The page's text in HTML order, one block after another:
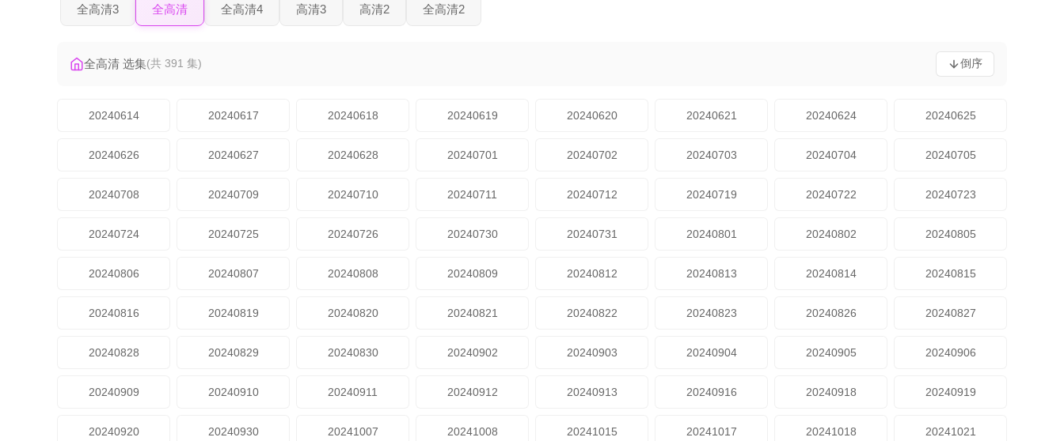
全高清3 全高清 全高清4 高清3 高清2 全高清2
全高清 选集(共 391 集) 倒序
20240614 20240617 20240618 20240619 20240620 20240621 20240624 20240625
20240626 20240627 20240628 20240701 20240702 20240703 20240704 20240705
20240708 20240709 20240710 20240711 20240712 20240719 20240722 20240723
20240724 20240725 20240726 20240730 20240731 20240801 20240802 20240805
20240806 20240807 20240808 20240809 20240812 20240813 20240814 20240815
20240816 20240819 20240820 20240821 20240822 20240823 20240826 20240827
20240828 20240829 20240830 20240902 20240903 20240904 20240905 20240906
20240909 20240910 20240911 20240912 20240913 20240916 20240918 20240919
20240920 20240930 20241007 20241008 20241015 20241017 20241018 20241021